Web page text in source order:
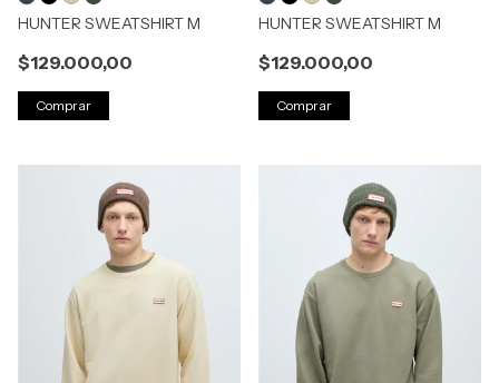
HUNTER SWEATSHIRT M
$129.000,00
Comprar
HUNTER SWEATSHIRT M
$129.000,00
Comprar